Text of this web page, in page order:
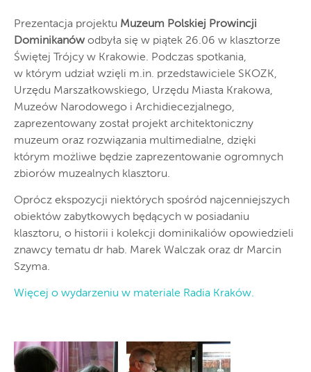
Prezentacja projektu Muzeum Polskiej Prowincji
Dominikanówodbyła się w piątek 26.06 w klasztorze
Świętej Trójcy w Krakowie. Podczas spotkania,
w którym udział wzięli m.in. przedstawiciele SKOZK,
Urzędu Marszałkowskiego, Urzędu Miasta Krakowa,
Muzeów Narodowego i Archidiecezjalnego,
zaprezentowany został projekt architektoniczny
muzeum oraz rozwiązania multimedialne, dzięki
którym możliwe będzie zaprezentowanie ogromnych
zbiorów muzealnych klasztoru.
Oprócz ekspozycji niektórych spośród najcenniejszych
obiektów zabytkowych będących w posiadaniu
klasztoru, o historii i kolekcji dominikaliów opowiedzieli
znawcy tematu dr hab. Marek Walczak oraz dr Marcin
Szyma.
Więcej o wydarzeniu w materiale Radia Kraków.